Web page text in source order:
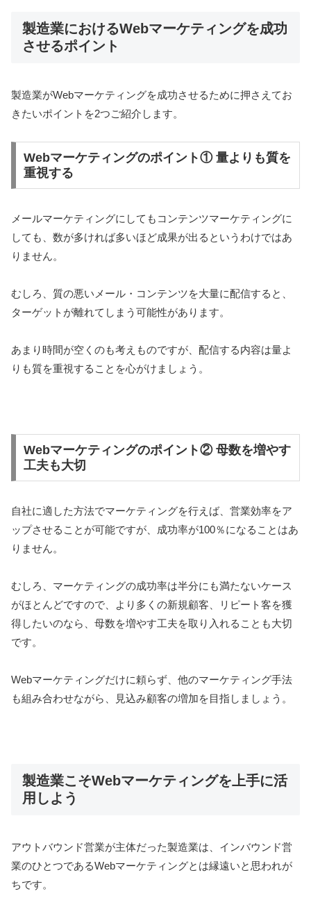
製造業におけるWebマーケティングを成功
させるポイント
製造業がWebマーケティングを成功させるために押さえてお
きたいポイントを2つご紹介します。
Webマーケティングのポイント① 量よりも質を
重視する
メールマーケティングにしてもコンテンツマーケティングに
しても、数が多ければ多いほど成果が出るというわけではあ
りません。
むしろ、質の悪いメール・コンテンツを大量に配信すると、
ターゲットが離れてしまう可能性があります。
あまり時間が空くのも考えものですが、配信する内容は量よ
りも質を重視することを心がけましょう。
Webマーケティングのポイント② 母数を増やす
工夫も大切
自社に適した方法でマーケティングを行えば、営業効率をア
ップさせることが可能ですが、成功率が100％になることはあ
りません。
むしろ、マーケティングの成功率は半分にも満たないケース
がほとんどですので、より多くの新規顧客、リピート客を獲
得したいのなら、母数を増やす工夫を取り入れることも大切
です。
Webマーケティングだけに頼らず、他のマーケティング手法
も組み合わせながら、見込み顧客の増加を目指しましょう。
製造業こそWebマーケティングを上手に活
用しよう
アウトバウンド営業が主体だった製造業は、インバウンド営
業のひとつであるWebマーケティングとは縁遠いと思われが
ちです。